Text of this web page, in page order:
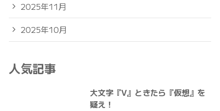
2025年11月
2025年10月
人気記事
大文字『V』ときたら『仮想』を
疑え！